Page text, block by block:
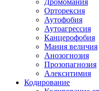
Дромомания
Орторексия
Аутофобия
Аутоагрессия
Канцерофобия
Мания величия
Анозогнозия
Прозопагнозия
Алекситимия
Кодирование